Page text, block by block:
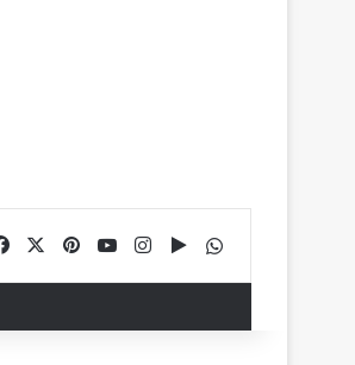
FacebookPinterestYouTubeInstagram
Google Play